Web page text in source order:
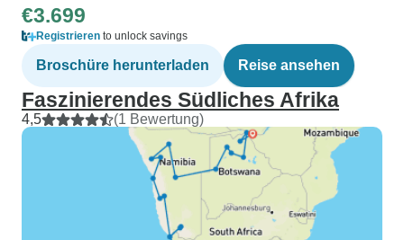
€3.699
Registrieren to unlock savings
Broschüre herunterladen Reise ansehen
Faszinierendes Südliches Afrika
4,5 (1 Bewertung)